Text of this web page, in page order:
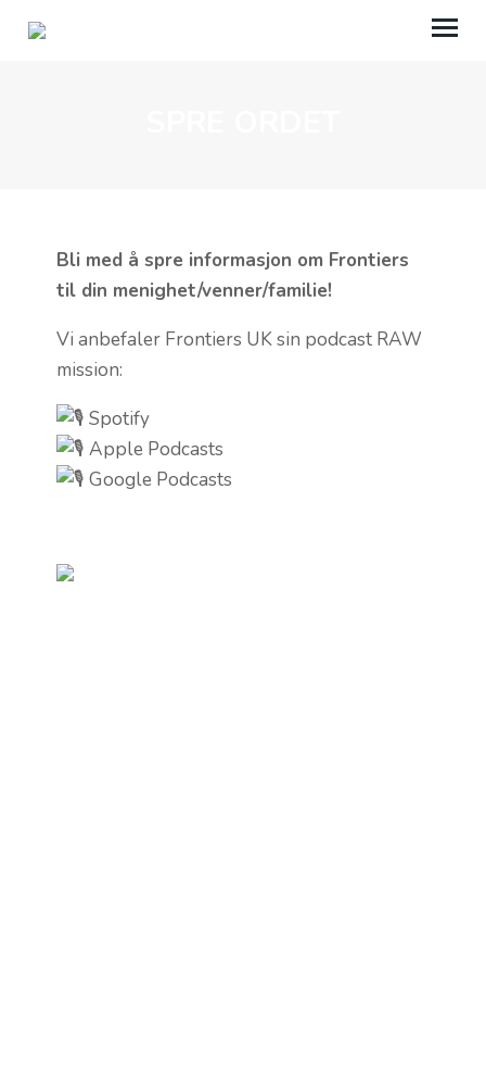
GI EN GAVE
SUOMI
Bli med å spre informasjon om Frontiers
til din menighet/venner/familie!
Vi anbefaler Frontiers UK sin podcast RAW
mission:
Spotify
Apple Podcasts
Google Podcasts